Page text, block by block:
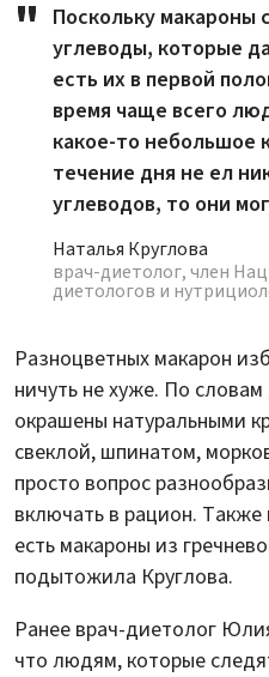
Поскольку
углеводы, которые
есть их в первой
время чаще всего
какое-то небольшое
течение дня не ел
углеводов, то они
Наталья Круглова
врач-диетолог, член
диетологов и
Разноцветных макарон
ничуть не хуже. По
окрашены натуральными
свеклой, шпинатом,
просто вопрос
включать в рацион.
есть макароны из
подытожила Круглова.
Ранее врач-диетолог
что людям, которые